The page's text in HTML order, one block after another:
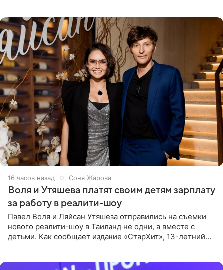
16 часов назад Соня Жарова
Воля и Утяшева платят своим детям зарплату
за работу в реалити-шоу
Павел Воля и Ляйсан Утяшева отправились на съемки
нового реалити-шоу в Таиланд не одни, а вместе с
детьми. Как сообщает издание «СтарХит», 13-летний